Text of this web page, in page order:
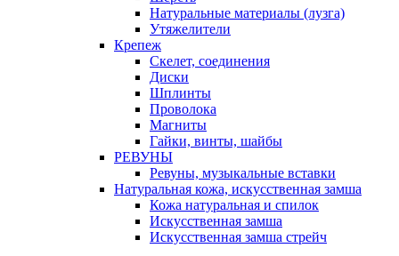
Натуральные материалы (лузга)
Утяжелители
Крепеж
Скелет, соединения
Диски
Шплинты
Проволока
Магниты
Гайки, винты, шайбы
РЕВУНЫ
Ревуны, музыкальные вставки
Натуральная кожа, искусственная замша
Кожа натуральная и спилок
Искусственная замша
Искусственная замша стрейч